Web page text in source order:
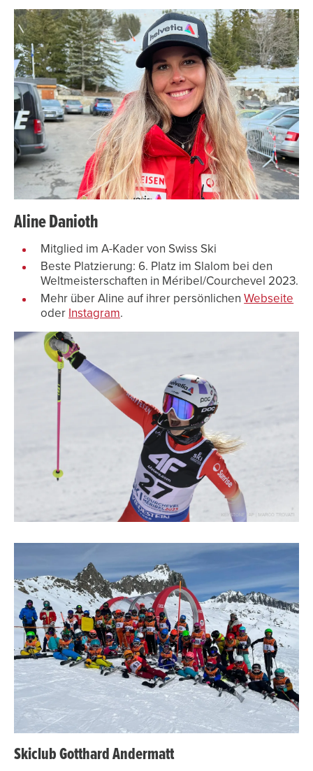
Aline Danioth
Mitglied im A-Kader von Swiss Ski
Beste Platzierung: 6. Platz im Slalom bei den
Weltmeisterschaften in Méribel/Courchevel 2023.
Mehr über Aline auf ihrer persönlichenWebseite
oderInstagram.
Skiclub Gotthard Andermatt